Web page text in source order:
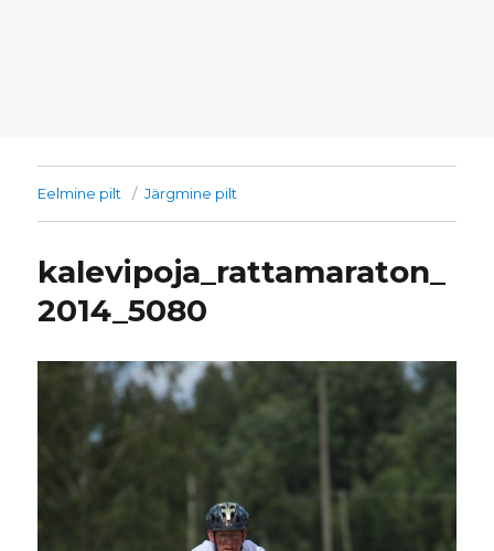
Eelmine pilt Järgmine pilt
kalevipoja_rattamaraton_
2014_5080